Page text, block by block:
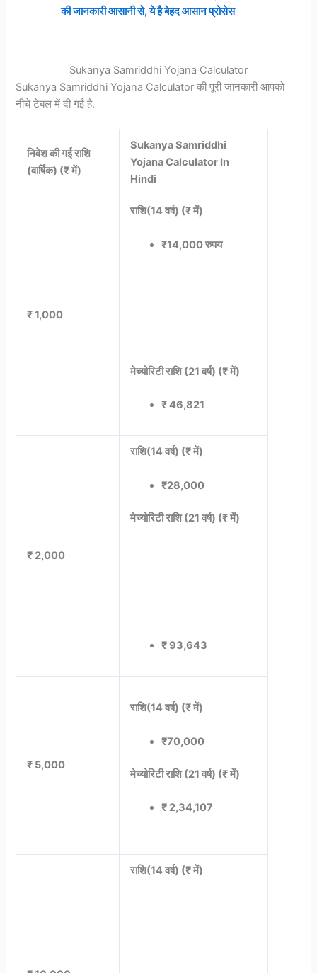
की जानकारी आसानी से, ये है बेहद आसान प्रोसेस
Sukanya Samriddhi Yojana Calculator
Sukanya Samriddhi Yojana Calculator की पूरी जानकारी आपको
नीचे टेबल में दी गई है.
निवेश की गईराशि
(वार्षिक) (₹ में)
Sukanya Samriddhi
Yojana Calculator In
Hindi
₹ 1,000
राशि(14 वर्ष) (₹ में)
₹14,000 रुपय
मेच्योरिटी राशि (21 वर्ष) (₹ में)
₹ 46,821
₹ 2,000
राशि(14 वर्ष) (₹ में)
₹28,000
मेच्योरिटी राशि (21 वर्ष) (₹ में)
₹ 93,643
₹ 5,000
राशि(14 वर्ष) (₹ में)
₹70,000
मेच्योरिटी राशि (21 वर्ष) (₹ में)
₹ 2,34,107
राशि(14 वर्ष) (₹ में)